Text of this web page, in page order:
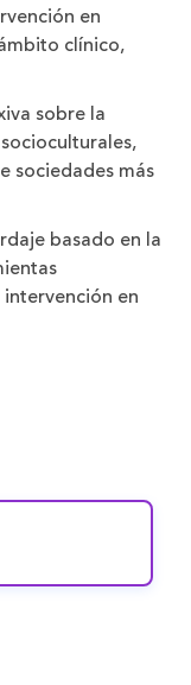
en
clínico,
sobre la
sociedades más
basado en la
en